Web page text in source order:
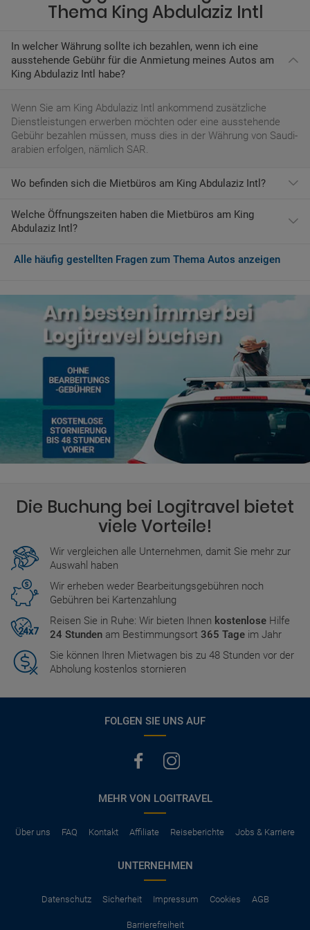
Thema King Abdulaziz Intl
In welcher Währung sollte ich bezahlen, wenn ich eine
ausstehende Gebühr für die Anmietung meines Autos am
King Abdulaziz Intl habe?
Wenn Sie am King Abdulaziz Intl ankommend zusätzliche
Dienstleistungen erwerben möchten oder eine ausstehende
Gebühr bezahlen müssen, muss dies in der Währung von Saudi-
arabien erfolgen, nämlich SAR.
Wo befinden sich die Mietbüros am King Abdulaziz Intl?
Die folgenden Autovermietungen haben ihre Büros am
Flughafen:
ELITE RAC
Welche Öffnungszeiten haben die Mietbüros am King
Abdulaziz Intl?
Die gängigsten Zeiten für Mietwagenfirmen an diesem
Montag: 00:01-23:59
Dienstag: 00:01-23:59
Mittwoch: 00:01-23:59
Donnerstag: 00:01-23:59
Freitag: 00:01-23:59
Samstag: 00:01-23:59
Es gibt auch Unternehmen mit Büros, die den ganzen Tag
geöffnet sind.
Weitere Details zu den genauen Zeiten finden Sie während des
Buchungsvorgangs.
Alle häufig gestellten Fragen zum Thema Autos anzeigen
Die Buchung bei Logitravel bietet
viele Vorteile!
Wir vergleichen alle Unternehmen, damit Sie mehr zur
Auswahl haben
Wir erheben weder Bearbeitungsgebühren noch
Gebühren bei Kartenzahlung
Reisen Sie in Ruhe: Wir bieten Ihnen kostenlose Hilfe
24 Stunden am Bestimmungsort 365 Tage im Jahr
Sie können Ihren Mietwagen bis zu 48 Stunden vor der
Abholung kostenlos stornieren
FOLGEN SIE UNS AUF
MEHR VON LOGITRAVEL
Über uns FAQ Kontakt Affiliate Reiseberichte Jobs & Karriere
UNTERNEHMEN
Datenschutz Sicherheit Impressum Cookies AGB
Barrierefreiheit